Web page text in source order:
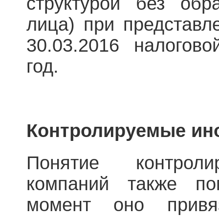
лица) при
30.03.2016
год.
Контролируемые
Понятие
компаний также
момент оно